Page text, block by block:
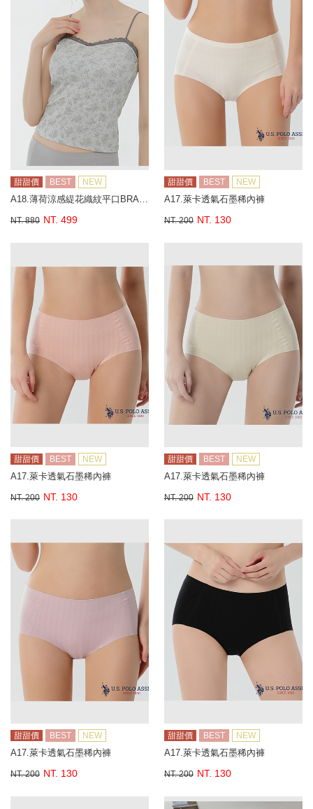
甜甜價 BEST NEW
A18.薄荷涼感緹花織紋平口BRA背心
NT. 880 NT. 499
甜甜價 BEST NEW
A17.萊卡透氣石墨稀內褲
NT. 200 NT. 130
甜甜價 BEST NEW
A17.萊卡透氣石墨稀內褲
NT. 200 NT. 130
甜甜價 BEST NEW
A17.萊卡透氣石墨稀內褲
NT. 200 NT. 130
甜甜價 BEST NEW
A17.萊卡透氣石墨稀內褲
NT. 200 NT. 130
甜甜價 BEST NEW
A17.萊卡透氣石墨稀內褲
NT. 200 NT. 130